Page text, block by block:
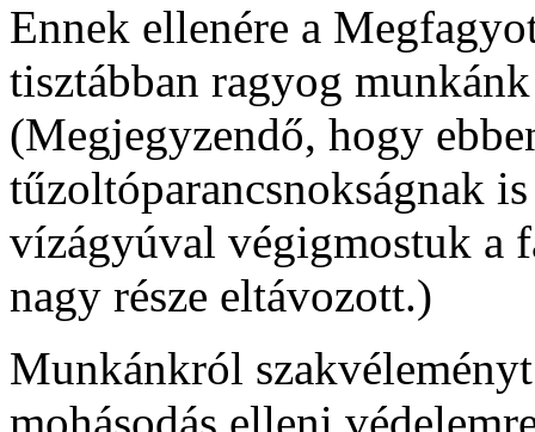
Ennek ellenére a
tisztábban ragyog
(Megjegyzendő, hogy
tűzoltóparancsnokságnak
vízágyúval végigmostuk a
nagy része eltávozott.)
Munkánkról